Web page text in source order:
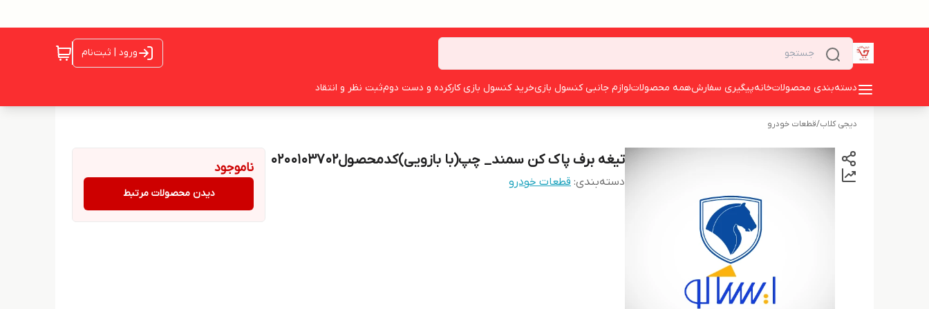
ورود | ثبت‌نام
دسته‌بندی محصولاتخانهپیگیری سفارشهمه محصولاتلوازم جانبی کنسول بازیخرید کنسول بازی کارکرده و دست دومثبت نظر و انتقاد
دیجی کلاب/قطعات خودرو
تیغه برف پاک کن سمند_ چپ(با بازویی)کدمحصول۰۲۰۰۱۰۳۷۰۲
دسته‌بندی: قطعات خودرو
ناموجود
دیدن محصولات مرتبط